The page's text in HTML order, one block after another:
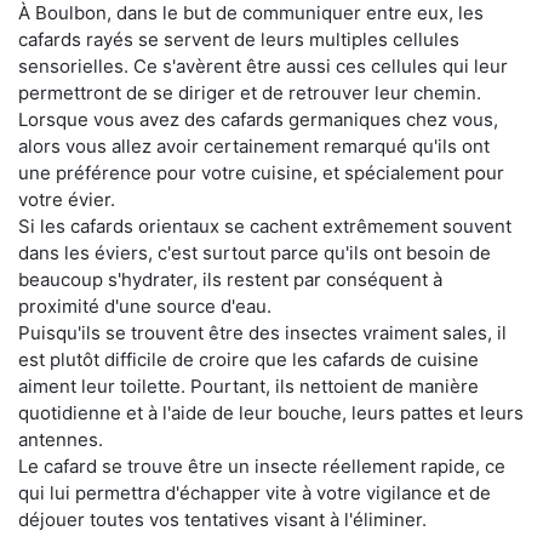
À Boulbon, dans le but de communiquer entre eux, les
cafards rayés se servent de leurs multiples cellules
sensorielles. Ce s'avèrent être aussi ces cellules qui leur
permettront de se diriger et de retrouver leur chemin.
Lorsque vous avez des cafards germaniques chez vous,
alors vous allez avoir certainement remarqué qu'ils ont
une préférence pour votre cuisine, et spécialement pour
votre évier.
Si les cafards orientaux se cachent extrêmement souvent
dans les éviers, c'est surtout parce qu'ils ont besoin de
beaucoup s'hydrater, ils restent par conséquent à
proximité d'une source d'eau.
Puisqu'ils se trouvent être des insectes vraiment sales, il
est plutôt difficile de croire que les cafards de cuisine
aiment leur toilette. Pourtant, ils nettoient de manière
quotidienne et à l'aide de leur bouche, leurs pattes et leurs
antennes.
Le cafard se trouve être un insecte réellement rapide, ce
qui lui permettra d'échapper vite à votre vigilance et de
déjouer toutes vos tentatives visant à l'éliminer.